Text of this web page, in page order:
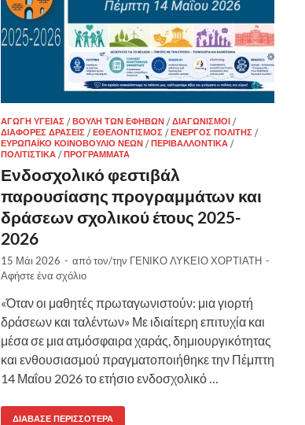
ΑΓΩΓΉ ΥΓΕΊΑΣ /ΒΟΥΛΉ ΤΩΝ ΕΦΉΒΩΝ /ΔΙΑΓΩΝΙΣΜΟΊ /
ΔΙΆΦΟΡΕΣ ΔΡΆΣΕΙΣ /ΕΘΕΛΟΝΤΙΣΜΌΣ /ΕΝΕΡΓΌΣ ΠΟΛΊΤΗΣ /
ΕΥΡΩΠΑΪΚΌ ΚΟΙΝΟΒΟΎΛΙΟ ΝΈΩΝ /ΠΕΡΙΒΑΛΛΟΝΤΙΚΆ /
ΠΟΛΙΤΙΣΤΙΚΆ /ΠΡΟΓΡΆΜΜΑΤΑ
Ενδοσχολικό φεστιβάλ
παρουσίασης προγραμμάτων και
δράσεων σχολικού έτους 2025-
2026
15 Μάι 2026 - από τον/την ΓΕΝΙΚΟ ΛΥΚΕΙΟ ΧΟΡΤΙΑΤΗ -
Αφήστε ένα σχόλιο
«Όταν οι μαθητές πρωταγωνιστούν: μια γιορτή
δράσεων και ταλέντων» Με ιδιαίτερη επιτυχία και
μέσα σε μια ατμόσφαιρα χαράς, δημιουργικότητας
και ενθουσιασμού πραγματοποιήθηκε την Πέμπτη
14 Μαΐου 2026 το ετήσιο ενδοσχολικό …
ΔΙΆΒΑΣΕ ΠΕΡΙΣΣΌΤΕΡΑ